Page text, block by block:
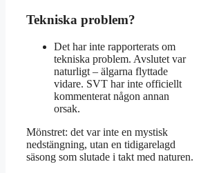
Tekniska problem?
Det har inte rapporterats om
tekniska problem. Avslutet var
naturligt – älgarna flyttade
vidare. SVT har inte officiellt
kommenterat någon annan
orsak.
Mönstret: det var inte en mystisk
nedstängning, utan en tidigarelagd
säsong som slutade i takt med naturen.